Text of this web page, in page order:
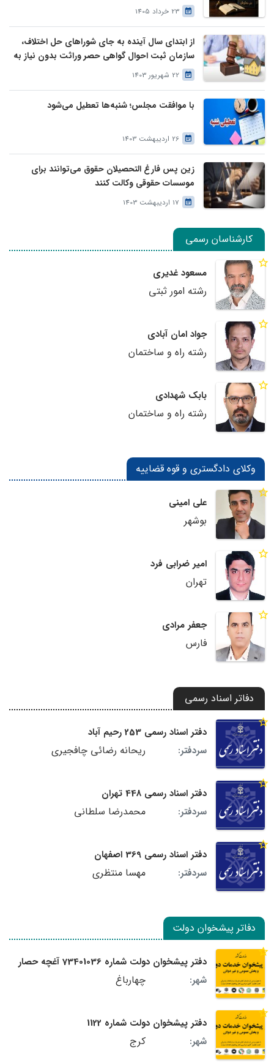
23 خرداد 1405
از ابتدای سال آینده به جای شوراهای حل اختلاف،
سازمان ثبت احوال گواهی حصر وراثت بدون نیاز به
درخواست وراث صادر خواهد کرد
22 شهریور 1403
با موافقت مجلس؛ شنبه‌ها تعطیل می‌شود
26 اردیبهشت 1403
زین پس فارغ التحصیلان حقوق می‌توانند برای
موسسات حقوقی وکالت کنند
17 اردیبهشت 1403
کارشناسان رسمی
مسعود غدیری
رشته امور ثبتی
جواد امان آبادی
رشته راه و ساختمان
بابک شهدادی
رشته راه و ساختمان
وکلای دادگستری و قوه قضاییه
علی امینی
بوشهر
امیر ضرابی فرد
تهران
جعفر مرادی
فارس
دفاتر اسناد رسمی
دفتر اسناد رسمی 253 رحیم آباد
سردفتر:
ریحانه رضائی چافجیری
دفتر اسناد رسمی 448 تهران
سردفتر:
محمدرضا سلطانی
دفتر اسناد رسمی 369 اصفهان
سردفتر:
مهسا منتظری
دفاتر پیشخوان دولت
دفتر پیشخوان دولت شماره 73401036 آغچه حصار
شهر:
چهارباغ
دفتر پیشخوان دولت شماره 1122
شهر:
کرج